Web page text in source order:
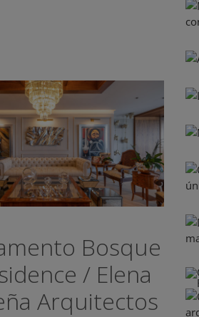
Bosque
/ Elena
Arquitectos